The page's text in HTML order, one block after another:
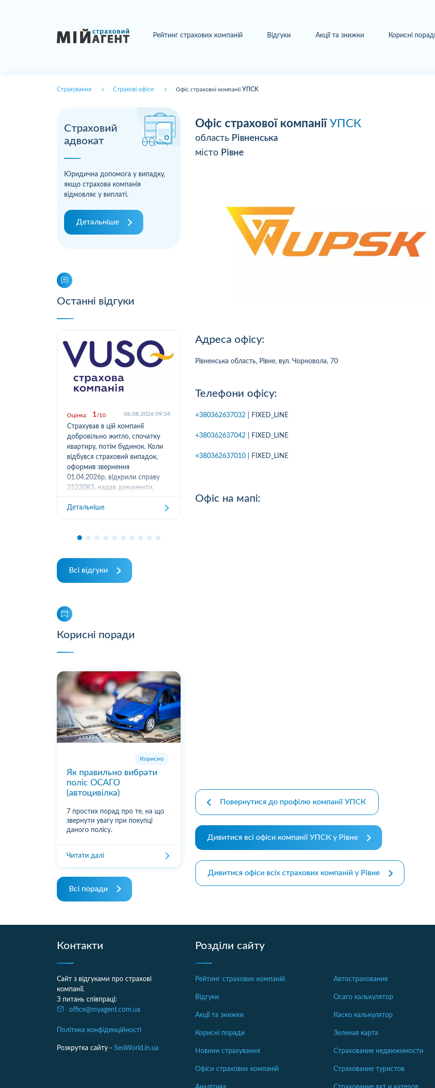
Рейтинг страхових компаній Відгуки Акції та знижки Корисні
Страхування Страхові офіси Офіс страхової компанії УПСК
Страховий
адвокат
Юридична допомога у випадку,
якщо страхова компанія
відмовляє у виплаті.
Детальніше
Останні відгуки
Оцінка: 1 10 06.08.2026 09:34
Страхував в цій компанії
добровільно житло, спочатку
квартиру, потім будинок. Коли
відбувся страховий випадок,
оформив звернення
01.04.2026р, відкрили справу
2522083, надав документи,
отримав підтвердження
отримання, взяли в роботу. 2
місяці жодного повідомлення
Детальніше
Оцінка: 10 10 05.08.2026 19:00
(05.08.26р) автоцивілку в
дівчині-спеціалісту за швидкість
Детальніше
Всі відгуки
Корисні поради
Корисно
Як правильно вибрати
поліс ОСАГО
(автоцивілка)
7 простих порад про те, на що
звернути увагу при покупці
даного полісу.
Читати далі
Всі поради
Офіс страхової компанії УПСК
область Рівненська
місто Рівне
Адреса офісу:
Рівненська область, Рівне, вул. Чорновола, 70
Телефони офісу:
+380362637032 | FIXED_LINE
+380362637042 | FIXED_LINE
+380362637010 | FIXED_LINE
Офіс на мапі:
Повернутися до профілю компанії УПСК
Дивитися всі офіси компанії УПСК у Рівне
Дивитися офіси всіх страхових компаній у Рівне
Контакти
Сайт з відгуками про страхові
компанії.
З питань співпраці:
office@myagent.com.ua
Політика конфіденційності
Розкрутка сайту - SeoWorld.in.ua
Розділи сайту
Рейтинг страхових компаній
Відгуки
Акції та знижки
Корисні поради
Новини страхування
Офіси страхових компаній
Автострахование
Осаго калькулятор
Каско калькулятор
Зеленая карта
Страхование недвижимости
Страхование туристов